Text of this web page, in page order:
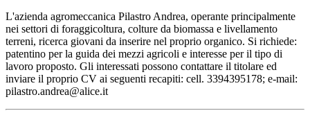
L'azienda agromeccanica Pilastro Andrea, operante principalmente
nei settori di foraggicoltura, colture da biomassa e livellamento
terreni, ricerca giovani da inserire nel proprio organico. Si richiede:
patentino per la guida dei mezzi agricoli e interesse per il tipo di
lavoro proposto. Gli interessati possono contattare il titolare ed
inviare il proprio CV ai seguenti recapiti: cell. 3394395178; e-mail:
pilastro.andrea@alice.it